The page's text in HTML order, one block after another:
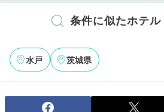
条件に似たホテ
水戸 茨城県